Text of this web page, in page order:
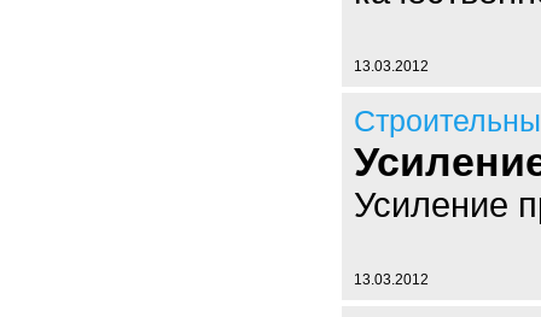
13.03.2012
Усиление
13.03.2012